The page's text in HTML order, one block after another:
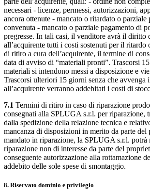
necessari - licenze, permessi, autorizzazioni,
ancora ottenute - mancato o ritardato o parziale
convenuta - mancato o parziale pagamento di
pregresse. In tali casi, il venditore avrà il diritto
all’acquirente tutti i costi sostenuti per il ritardo
di ritiro a cura dell’acquirente, il termine di
data di avviso di “materiali pronti”. Trascorsi
materiali si intendono messi a disposizione e
Trascorsi ulteriori 15 giorni senza che avvenga
all’acquirente verranno addebitati i costi di
7.1 Termini di ritiro in caso di riparazione
consegnati alla SPLUGA s.r.l. per riparazione,
dalla spedizione della relazione tecnica e
mancanza di disposizioni in merito da parte del
mandato in riparazione, la SPLUGA s.r.l. potrà
riparazione non di interesse da parte del
conseguente autorizzazione alla rottamazione
addebito delle sole spese di smontaggio.
8. Riservato dominio e privilegio